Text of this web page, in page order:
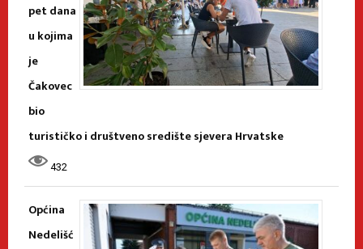
pet dana
u kojima
je
Čakovec
bio
turističko i društveno središte sjevera Hrvatske
432
Općina
Nedelišć